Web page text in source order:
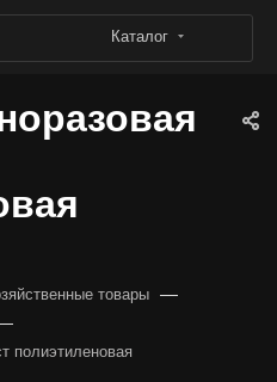
Каталог
товары —
полиэтиленовая